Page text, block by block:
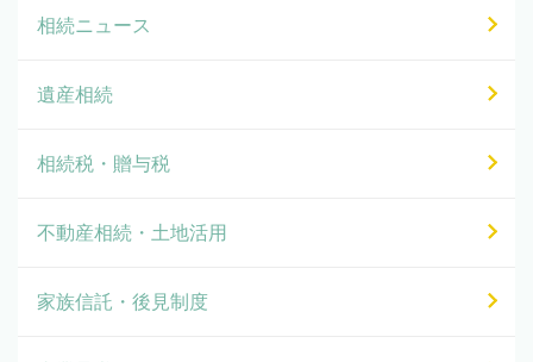
相続ニュース
遺産相続
相続税・贈与税
不動産相続・土地活用
家族信託・後見制度